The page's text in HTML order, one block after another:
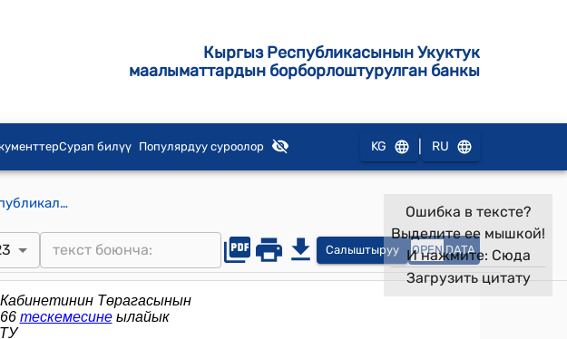
Кыргыз Республикасынын Укуктук
маалыматтардын борборлоштурулган банкы
Сурап билүү Популярдуу суроолор KG RU
КР Өкмөтүнүн 2015-жылдын 23-июлундагы № 325 ( 2015-жылдагы республикалык кеңешмеге даярдык көрүү жана өткөрүү боюнча жумушчу топ курамын түзүү жөнүндө) буйругу
Салыштыруу OPEN DATA
Ошибка в тексте?
Выделите ее мышкой!
И нажмите: Сюда
Загрузить цитату